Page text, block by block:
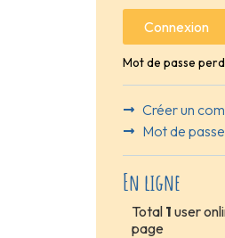
Connexion
Mot de passe
Créer un
Mot de
En ligne
Total 1 user
page